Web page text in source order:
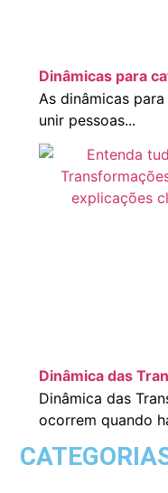
Dinâmicas para
As dinâmicas
unir pessoas...
Dinâmica das
Dinâmica das
ocorrem quando